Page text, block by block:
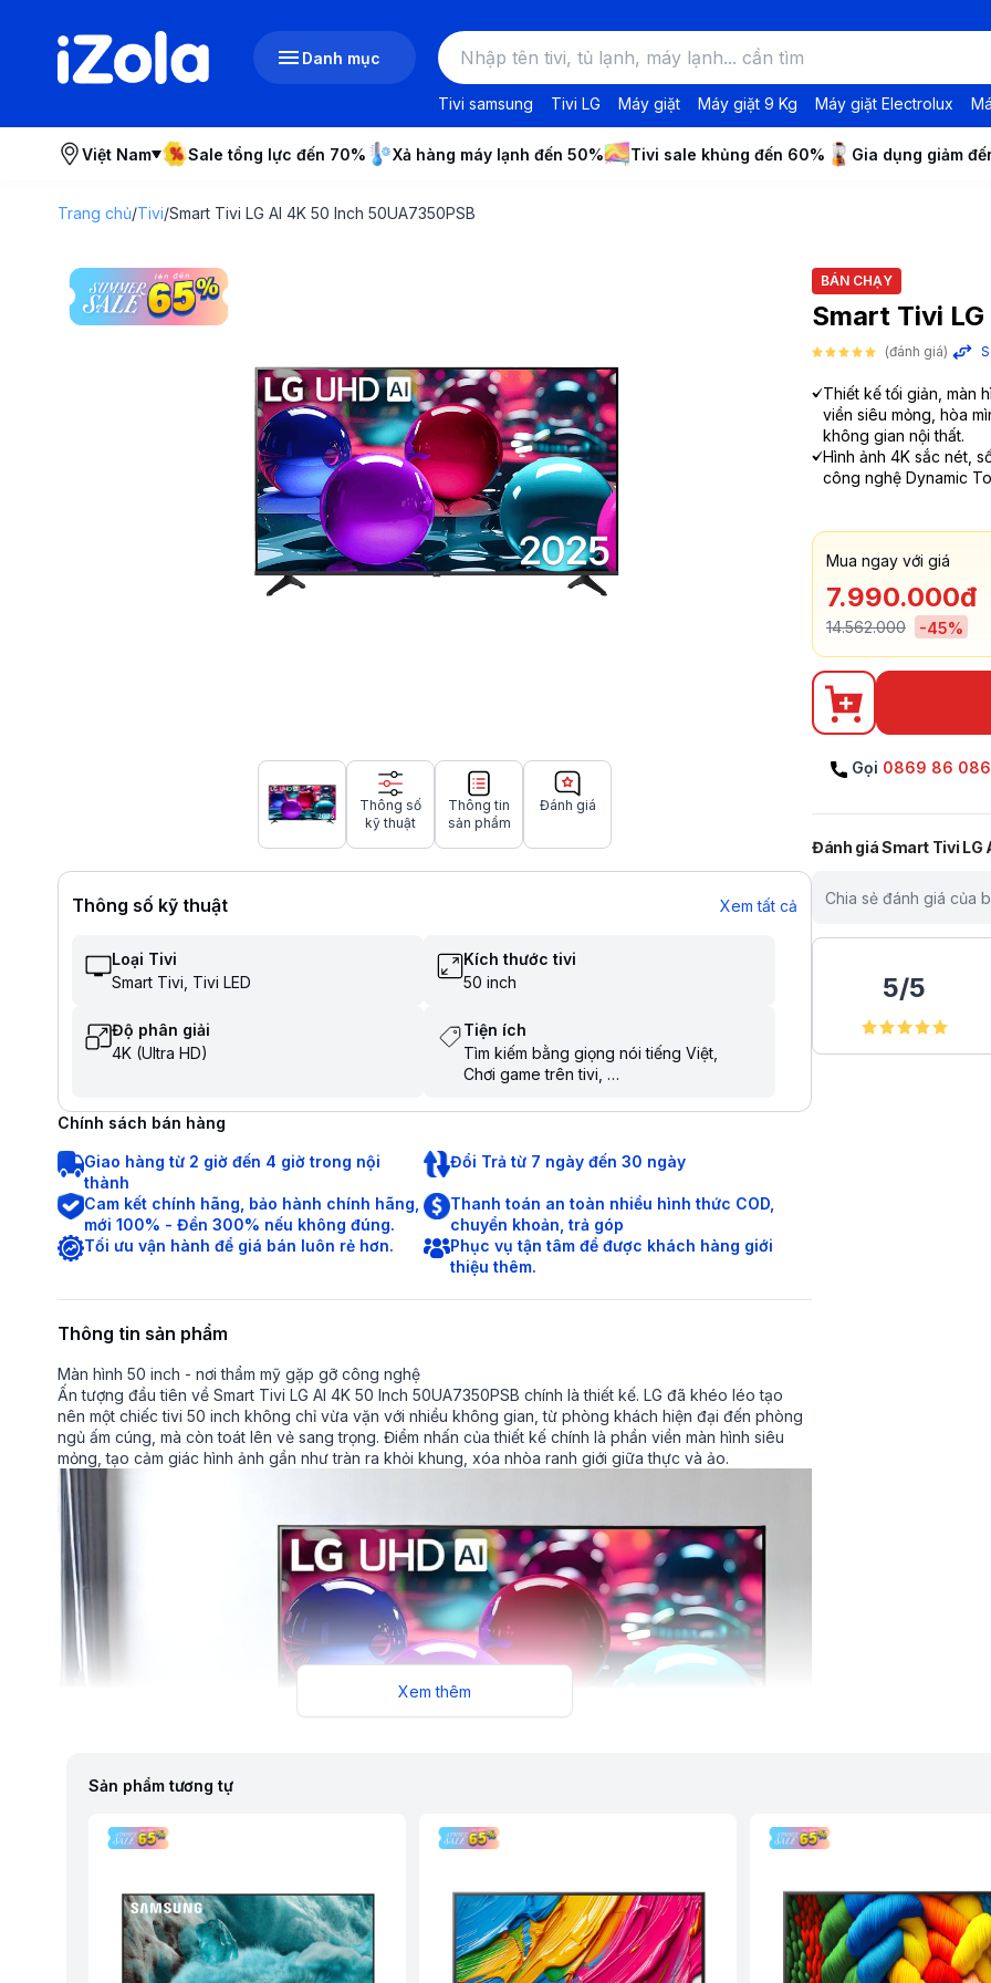
Danh mục
Tivi samsung Tivi LG Máy giặt Máy giặt 9 Kg Máy giặt Electrolux
Việt Nam Sale tổng lực đến 70% Xả hàng máy lạnh đến 50% Tivi sale khủng đến 60% Gia dụng giảm
Trang chủ/Tivi/Smart Tivi LG AI 4K 50 Inch 50UA7350PSB
Thông số
kỹ thuật
Thông tin
sản phẩm
Đánh giá
Thông số kỹ thuật Xem tất cả
Loại Tivi
Smart Tivi Tivi LED
Kích thước tivi
50 inch
Độ phân giải
4K (Ultra HD)
Tiện ích
Tìm kiếm bằng giọng nói tiếng Việt
Chơi game trên tivi
Trợ lý ảo Google Assistant
Tìm kiếm giọng nói trên YouTube bằng
Chính sách bán hàng
Giao hàng từ 2 giờ đến 4 giờ trong nội
thành
Đổi Trả từ 7 ngày đến 30 ngày
Cam kết chính hãng, bảo hành chính hãng,
mới 100% - Đền 300% nếu không đúng.
Thanh toán an toàn nhiều hình thức COD,
chuyển khoản, trả góp
Tối ưu vận hành để giá bán luôn rẻ hơn.
Phục vụ tận tâm để được khách hàng giới
thiệu thêm.
Thông tin sản phẩm
Màn hình 50 inch - nơi thẩm mỹ gặp gỡ công nghệ
Ấn tượng đầu tiên về Smart Tivi LG AI 4K 50 Inch 50UA7350PSB chính là thiết kế. LG đã khéo léo tạo
nên một chiếc tivi 50 inch không chỉ vừa vặn với nhiều không gian, từ phòng khách hiện đại đến phòng
ngủ ấm cúng, mà còn toát lên vẻ sang trọng. Điểm nhấn của thiết kế chính là phần viền màn hình siêu
mỏng, tạo cảm giác hình ảnh gần như tràn ra khỏi khung, xóa nhòa ranh giới giữa thực và ảo.
Xem thêm
BÁN CHẠY
Smart Tivi
(đánh giá)
Thiết kế tối giản, màn
viền siêu mỏng, hòa
không gian nội thất.
Hình ảnh 4K sắc nét,
công nghệ Dynamic
Mua ngay với giá
7.990.000đ
14.562.000 -45%
Gọi 0869 86
Đánh giáSmart Tivi LG
Chia sẻ đánh giá của
5/5
Sản phẩm tương tự